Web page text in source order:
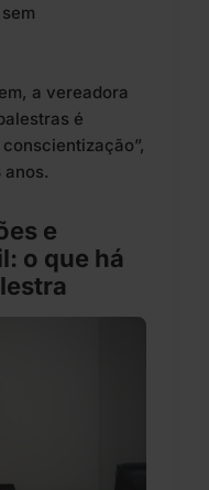
a vereadora
é
anos.
e
o que há